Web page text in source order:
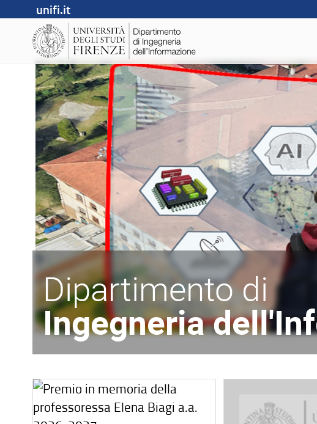
unifi.it
Dipartimento di
Ingegneria